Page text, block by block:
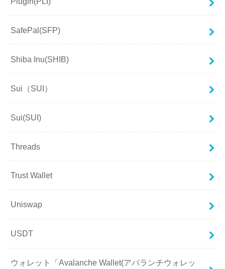
SafePal(SFP)
Shiba Inu(SHIB)
Sui（SUI）
Sui(SUI)
Threads
Trust Wallet
Uniswap
USDT
ウォレット「Avalanche Wallet(アバランチウォレッ